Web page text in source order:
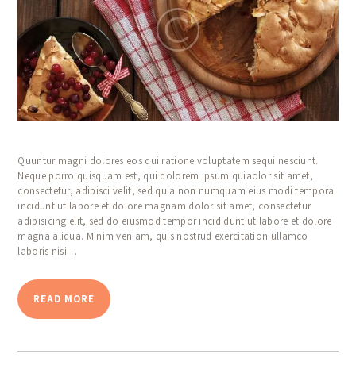
Quuntur magni dolores eos qui ratione voluptatem sequi nesciunt.
Neque porro quisquam est, qui dolorem ipsum quiaolor sit amet,
consectetur, adipisci velit, sed quia non numquam eius modi tempora
incidunt ut labore et dolore magnam dolor sit amet, consectetur
adipisicing elit, sed do eiusmod tempor incididunt ut labore et dolore
magna aliqua. Minim veniam, quis nostrud exercitation ullamco
laboris nisi…
READ MORE